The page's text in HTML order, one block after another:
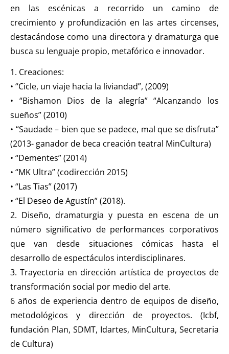
en las escénicas a recorrido un camino de
crecimiento y profundización en las artes circenses,
destacándose como una directora y dramaturga que
busca su lenguaje propio, metafórico e innovador.
1. Creaciones:
• “Cicle, un viaje hacia la liviandad”, (2009)
• “Bishamon Dios de la alegría” “Alcanzando los
sueños” (2010)
• “Saudade – bien que se padece, mal que se disfruta”
(2013- ganador de beca creación teatral MinCultura)
• “Dementes” (2014)
• “MK Ultra” (codirección 2015)
• “Las Tias” (2017)
• “El Deseo de Agustín” (2018).
2. Diseño, dramaturgia y puesta en escena de un
número significativo de performances corporativos
que van desde situaciones cómicas hasta el
desarrollo de espectáculos interdisciplinares.
3. Trayectoria en dirección artística de proyectos de
transformación social por medio del arte.
6 años de experiencia dentro de equipos de diseño,
metodológicos y dirección de proyectos. (Icbf,
fundación Plan, SDMT, Idartes, MinCultura, Secretaria
de Cultura)